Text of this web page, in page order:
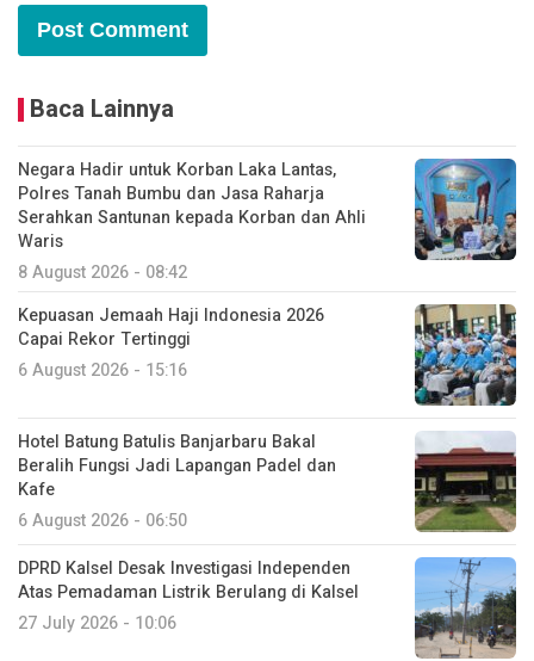
Baca Lainnya
Negara Hadir untuk Korban Laka Lantas,
Polres Tanah Bumbu dan Jasa Raharja
Serahkan Santunan kepada Korban dan Ahli
Waris
8 August 2026 - 08:42
Kepuasan Jemaah Haji Indonesia 2026
Capai Rekor Tertinggi
6 August 2026 - 15:16
Hotel Batung Batulis Banjarbaru Bakal
Beralih Fungsi Jadi Lapangan Padel dan
Kafe
6 August 2026 - 06:50
DPRD Kalsel Desak Investigasi Independen
Atas Pemadaman Listrik Berulang di Kalsel
27 July 2026 - 10:06